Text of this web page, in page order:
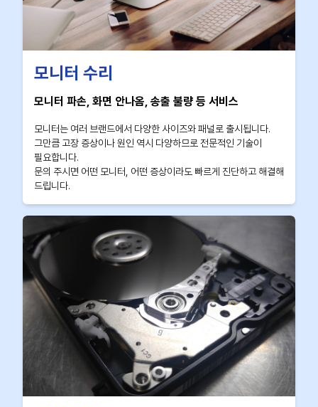
모니터 수리
모니터 파손, 화면 안나옴, 송출 불량 등 서비스
모니터는 여러 브랜드에서 다양한 사이즈와 패널로 출시됩니다.
그만큼 고장 증상이나 원인 역시 다양하므로 전문적인 기술이
필요합니다.
문의 주시면 어떤 모니터, 어떤 증상이라도 빠르게 진단하고 해결해
드립니다.